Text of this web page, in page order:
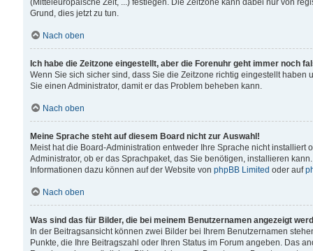
(Mitteleuropäische Zeit, ...) festlegen. Die Zeitzone kann dabei nur von
Grund, dies jetzt zu tun.
Nach oben
Ich habe die Zeitzone eingestellt, aber die Forenuhr geht immer noch
Wenn Sie sich sicher sind, dass Sie die Zeitzone richtig eingestellt
Sie einen Administrator, damit er das Problem beheben kann.
Nach oben
Meine Sprache steht auf diesem Board nicht zur Auswahl!
Meist hat die Board-Administration entweder Ihre Sprache nicht
Administrator, ob er das Sprachpaket, das Sie benötigen, installieren
Informationen dazu können auf der Website von phpBB Limited oder auf
Nach oben
Was sind das für Bilder, die bei meinem Benutzernamen angezeigt
In der Beitragsansicht können zwei Bilder bei Ihrem Benutzernamen
Punkte, die Ihre Beitragszahl oder Ihren Status im Forum angeben. Das